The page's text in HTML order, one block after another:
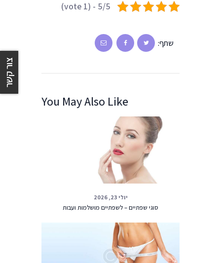
5/5 - (1 vote)
שתף:
You May Also Like
יולי 23, 2026
סוגי שפתיים – לשפתיים מושלמות ועבות
צור קשר